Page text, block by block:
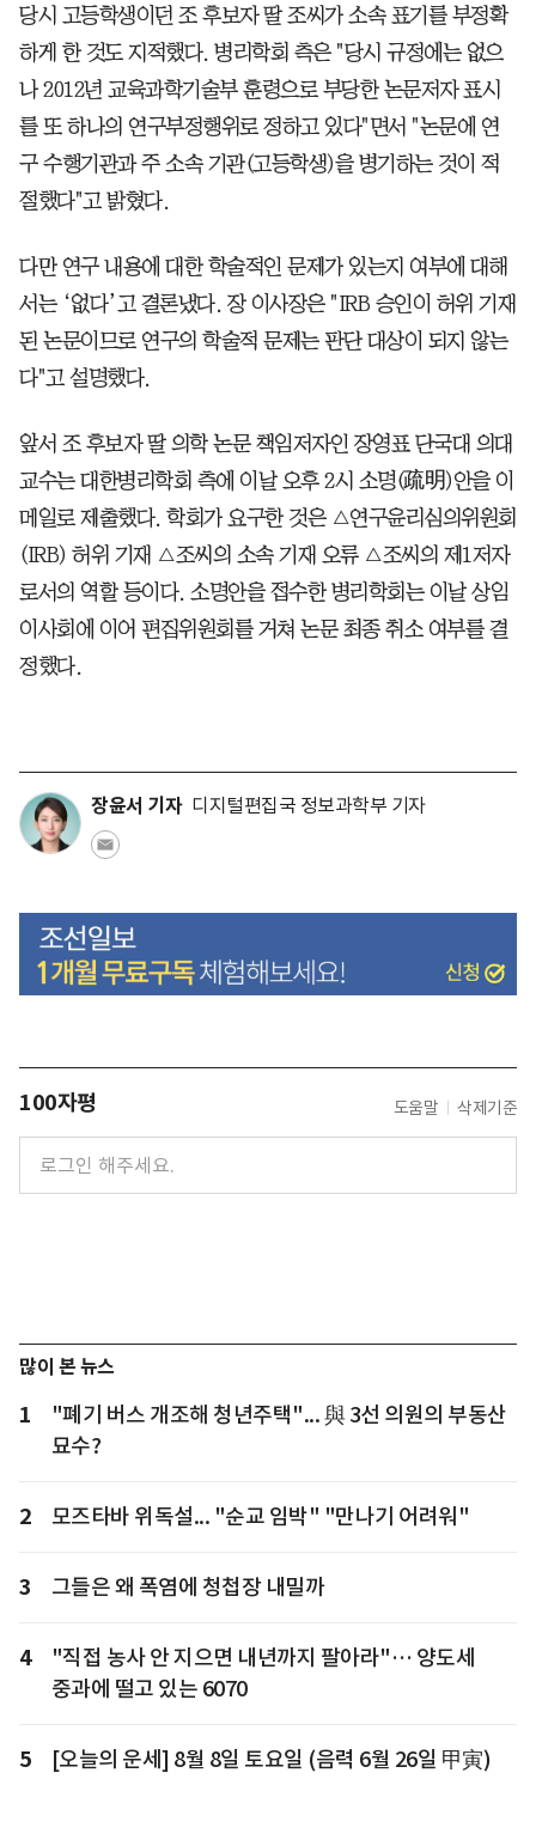
당시 고등학생이던 조 후보자 딸 조씨가 소속 표기를 부정확
하게 한 것도 지적했다. 병리학회 측은 "당시 규정에는 없으
나 2012년 교육과학기술부 훈령으로 부당한 논문저자 표시
를 또 하나의 연구부정행위로 정하고 있다"면서 "논문에 연
구 수행기관과 주 소속 기관(고등학생)을 병기하는 것이 적
절했다"고 밝혔다.
다만 연구 내용에 대한 학술적인 문제가 있는지 여부에 대해
서는 ‘없다’고 결론냈다. 장 이사장은 "IRB 승인이 허위 기재
된 논문이므로 연구의 학술적 문제는 판단 대상이 되지 않는
다"고 설명했다.
앞서 조 후보자 딸 의학 논문 책임저자인 장영표 단국대 의대
교수는 대한병리학회 측에 이날 오후 2시 소명(疏明)안을 이
메일로 제출했다. 학회가 요구한 것은 △연구윤리심의위원회
(IRB) 허위 기재 △조씨의 소속 기재 오류 △조씨의 제1저자
로서의 역할 등이다. 소명안을 접수한 병리학회는 이날 상임
이사회에 이어 편집위원회를 거쳐 논문 최종 취소 여부를 결
정했다.
장윤서 기자 디지털편집국 정보과학부 기자
100자평 도움말 삭제기준
많이 본 뉴스
1
"폐기 버스 개조해 청년주택"... 與 3선 의원의 부동산
묘수?
2 모즈타바 위독설... "순교 임박" "만나기 어려워"
3 그들은 왜 폭염에 청첩장 내밀까
4
"직접 농사 안 지으면 내년까지 팔아라"… 양도세
중과에 떨고 있는 6070
5 [오늘의 운세] 8월 8일 토요일 (음력 6월 26일 甲寅)